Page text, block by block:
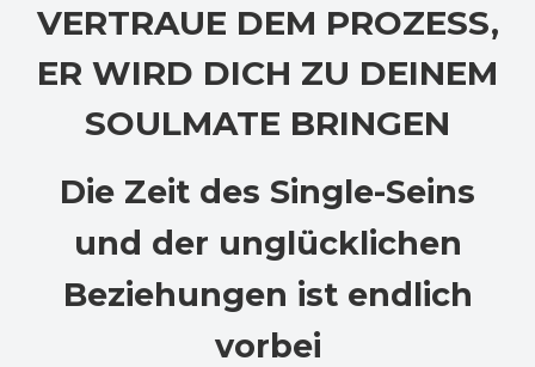
VERTRAUE DEM PROZESS,
ER WIRD DICH ZU DEINEM
SOULMATE BRINGEN
Die Zeit des Single-Seins
und der unglücklichen
Beziehungen ist endlich
vorbei